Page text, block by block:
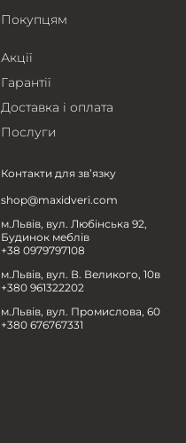
Покупцям
Акції
Гарантії
Доставка і оплата
Послуги
Контакти для зв’язку
shop@maxidveri.com
м.Львів, вул. Любінська 92,
Будинок меблів
+38 0979797108
м.Львів, вул. В. Великого, 10в
+380 961322202
м.Львів, вул. Промислова, 60
+380 676767331